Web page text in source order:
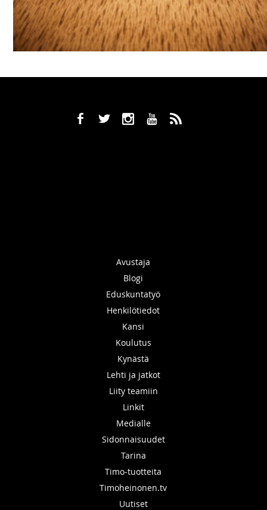
b a x r ,
Avustaja
Blogi
Eduskuntatyö
Henkilötiedot
Kansi
Koulutus
Kynästä
Lehti ja jatkot
Liity teamiin
Linkit
Medialle
Sidonnaisuudet
Tarina
Timo-tuotteita
Timoheinonen.tv
Uutiset